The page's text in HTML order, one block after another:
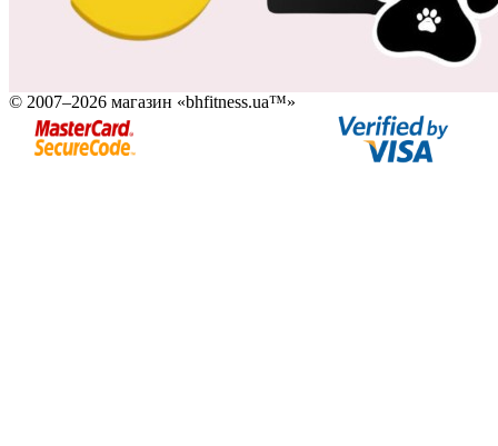
© 2007–2026 магазин «bhfitness.ua™»